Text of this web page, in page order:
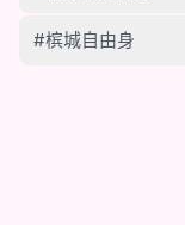
#槟城自由身